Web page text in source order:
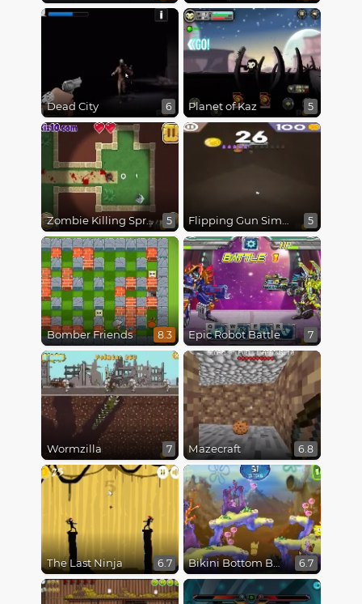
Dead City 6 Planet of Kaz 5
Zombie Killing Spree 5 Flipping Gun Simulator 5
Bomber Friends 8.3 Epic Robot Battle 7
Wormzilla 7 Mazecraft 6.8
The Last Ninja 6.7 Bikini Bottom Button Bash 6.7